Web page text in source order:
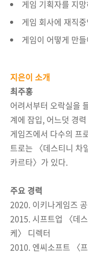
게임 기획자를 지
게임 회사에 재직
게임이 어떻게 만
지은이 소개
최주홍
어려서부터 오락실을
계에 잠입, 어느덧 경
게임즈에서 다수의 프
트로는 〈데스티니 차
카르타〉가 있다.
주요 경력
2020. 이키나게임즈
2015. 시프트업 〈데
케〉 디렉터
2010. 엔씨소프트 〈